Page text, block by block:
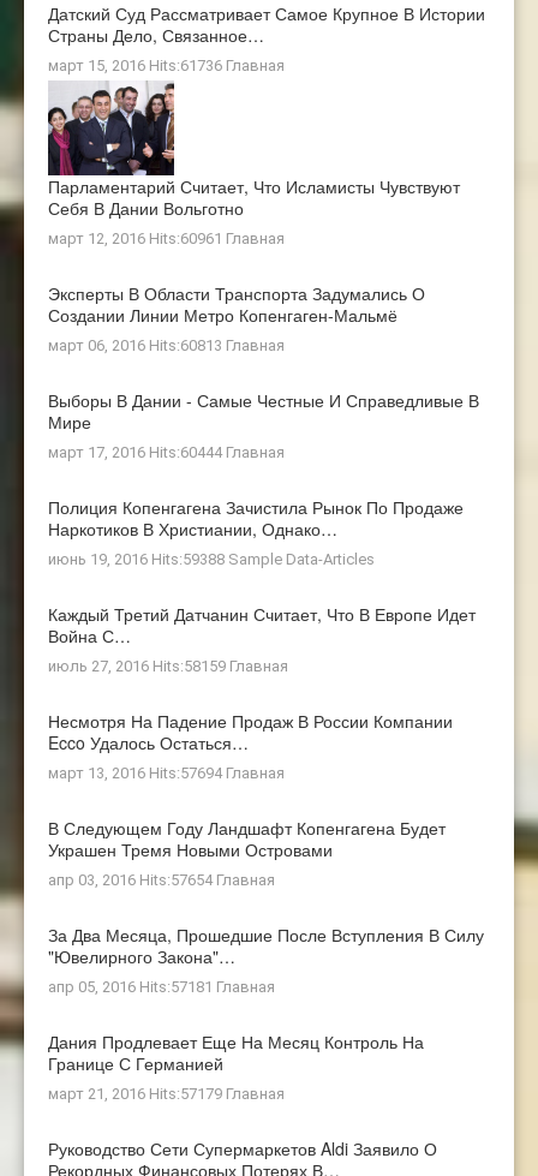
Датский Суд Рассматривает Самое Крупное В Истории
Страны Дело, Связанное…
март 15, 2016 Hits:61736 Главная
Парламентарий Считает, Что Исламисты Чувствуют
Себя В Дании Вольготно
март 12, 2016 Hits:60961 Главная
Эксперты В Области Транспорта Задумались О
Создании Линии Метро Копенгаген-Мальмё
март 06, 2016 Hits:60813 Главная
Выборы В Дании - Самые Честные И Справедливые В
Мире
март 17, 2016 Hits:60444 Главная
Полиция Копенгагена Зачистила Рынок По Продаже
Наркотиков В Христиании, Однако…
июнь 19, 2016 Hits:59388 Sample Data-Articles
Каждый Третий Датчанин Считает, Что В Европе Идет
Война С…
июль 27, 2016 Hits:58159 Главная
Несмотря На Падение Продаж В России Компании
Ecco Удалось Остаться…
март 13, 2016 Hits:57694 Главная
В Следующем Году Ландшафт Копенгагена Будет
Украшен Тремя Новыми Островами
апр 03, 2016 Hits:57654 Главная
За Два Месяца, Прошедшие После Вступления В Силу
"ювелирного Закона"…
апр 05, 2016 Hits:57181 Главная
Дания Продлевает Еще На Месяц Контроль На
Границе С Германией
март 21, 2016 Hits:57179 Главная
Руководство Сети Супермаркетов Aldi Заявило О
Рекордных Финансовых Потерях В…